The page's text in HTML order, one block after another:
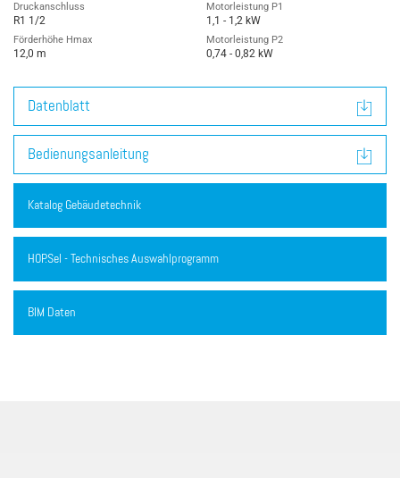
Druckanschluss
R1 1/2
Förderhöhe Hmax
12,0 m
Motorleistung P1
1,1 - 1,2 kW
Motorleistung P2
0,74 - 0,82 kW
Datenblatt
Bedienungsanleitung
Katalog Gebäudetechnik
HOP.Sel - Technisches Auswahlprogramm
BIM Daten